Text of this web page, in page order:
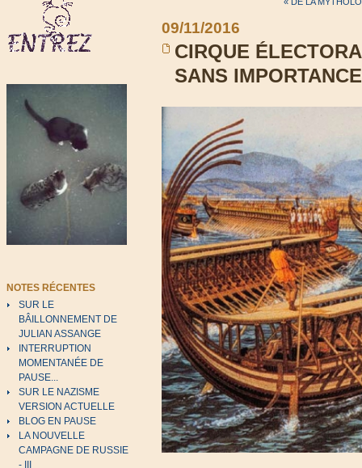
NOTES RÉCENTES
SUR LE
BÂILLONNEMENT DE
JULIAN ASSANGE
INTERRUPTION
MOMENTANÉE DE
PAUSE...
SUR LE NAZISME
VERSION ACTUELLE
BLOG EN PAUSE
LA NOUVELLE
CAMPAGNE DE RUSSIE
- III
09/11/2016
CIRQUE
SANS IMPORTANCE